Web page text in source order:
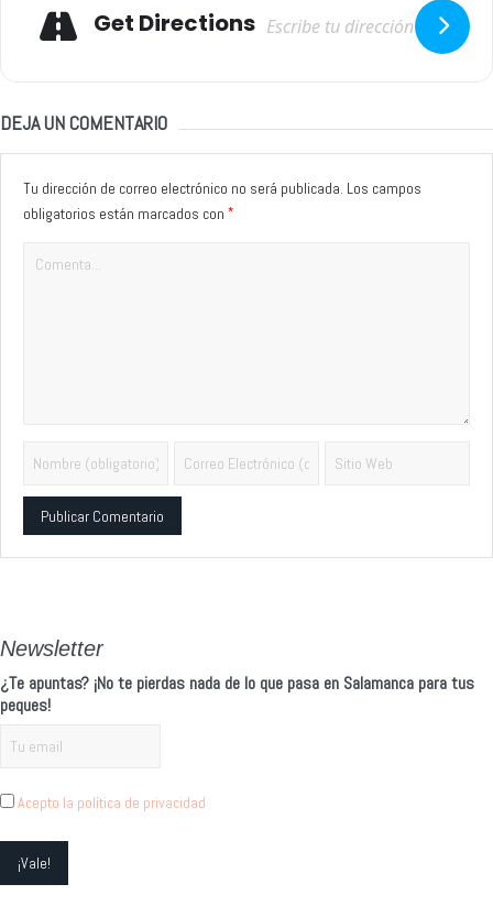
Get Directions
DEJA UN COMENTARIO
Tu dirección de correo electrónico no será publicada. Los campos
obligatorios están marcados con *
Newsletter
¿Te apuntas? ¡No te pierdas nada de lo que pasa en Salamanca para tus
peques!
Acepto la política de privacidad